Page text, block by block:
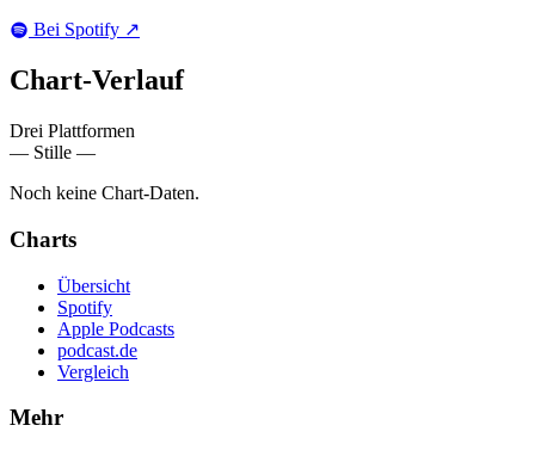
Bei Spotify ↗
Chart-Verlauf
Drei Plattformen
— Stille —
Noch keine Chart-Daten.
Charts
Übersicht
Spotify
Apple Podcasts
podcast.de
Vergleich
Mehr